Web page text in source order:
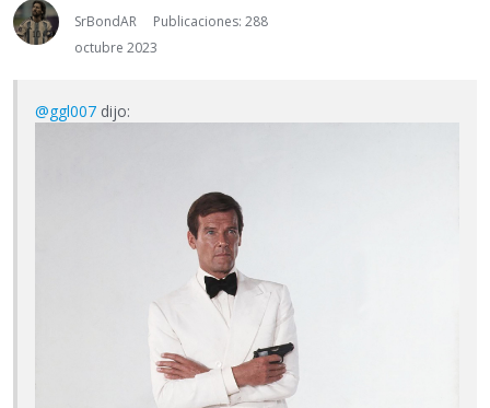
SrBondAR
Publicaciones: 288
octubre 2023
@ggl007 dijo: